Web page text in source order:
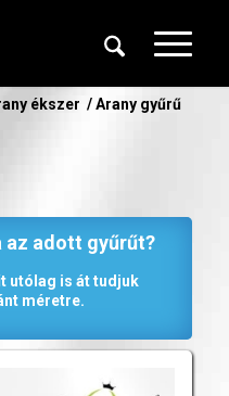
ékszer / Arany gyűrű
az adott gyűrűt?
utólag is át tudjuk
méretre.